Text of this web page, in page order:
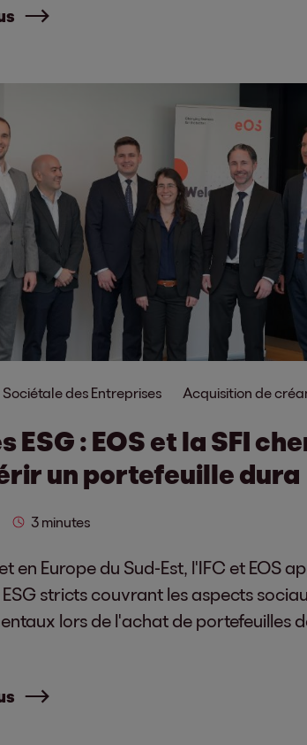
des Entreprises Acquisition de
ESG : EOS et la SFI
un portefeuille dura
3 minutes
en Europe du Sud-Est, l'IFC et EOS
stricts couvrant les aspects
lors de l'achat de portefeuilles